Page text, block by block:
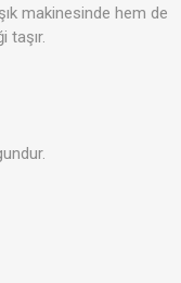
makinesinde hem de
taşır.